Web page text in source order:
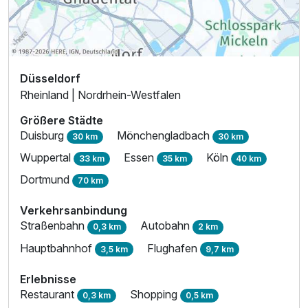
Düsseldorf
Rheinland | Nordrhein-Westfalen
Größere Städte
Duisburg 30 km Mönchengladbach 30 km
Wuppertal 33 km Essen 35 km Köln 40 km
Dortmund 70 km
Verkehrsanbindung
Straßenbahn 0,3 km Autobahn 2 km
Hauptbahnhof 3,5 km Flughafen 9,7 km
Erlebnisse
Restaurant 0,3 km Shopping 0,5 km